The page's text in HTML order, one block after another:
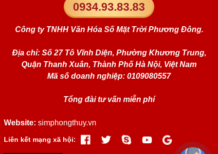
Website: simphongthuy.vn
Liên kết mạng xã hội:
0934.93.83.83
Công ty TNHH Văn Hóa Số Mặt Trời Phương Đông.
Địa chỉ: Số 27 Tô Vĩnh Diện, Phường Khương Trung,
Quận Thanh Xuân, Thành Phố Hà Nội, Việt Nam
Mã số doanh nghiệp: 0109080557
Tổng đài tư vấn miễn phí